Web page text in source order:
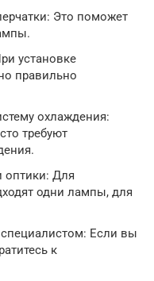
Это поможет
установке
правильно
охлаждения:
требуют
оптики: Для
одни лампы, для
специалистом: Если вы
к